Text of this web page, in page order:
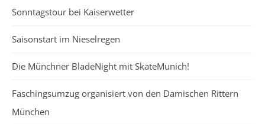
Sonntagstour bei Kaiserwetter
Saisonstart im Nieselregen
Die Münchner BladeNight mit SkateMunich!
Faschingsumzug organisiert von den Damischen Rittern
München